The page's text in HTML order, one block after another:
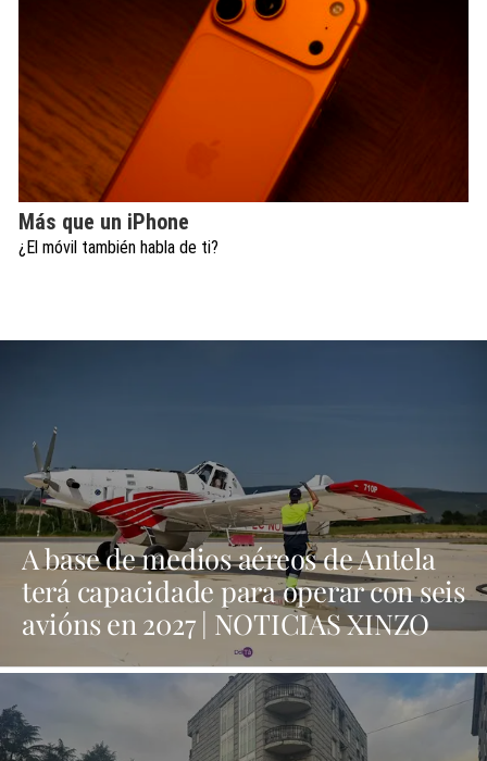
Más que un iPhone
¿El móvil también habla de ti?
A base de medios aéreos de Antela
terá capacidade para operar con seis
avións en 2027 | NOTICIAS XINZO